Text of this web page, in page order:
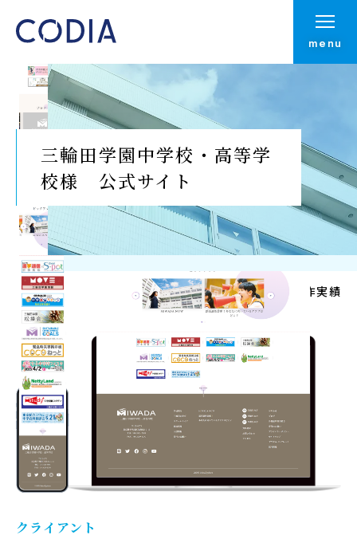
menu
三輪田学園中学校・高等学
校様 公式サイト
Top 制作実績 制作実績
クライアント